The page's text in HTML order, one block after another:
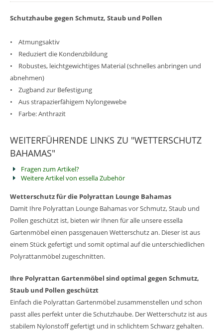
Schutzhaube gegen Schmutz, Staub und Pollen
• Atmungsaktiv
• Reduziert die Kondenzbildung
• Robustes, leichtgewichtiges Material (schnelles anbringen und
abnehmen)
• Zugband zur Befestigung
• Aus strapazierfähigem Nylongewebe
• Farbe: Anthrazit
WEITERFÜHRENDE LINKS ZU "WETTERSCHUTZ
BAHAMAS"
Fragen zum Artikel?
Weitere Artikel von essella Zubehör
Wetterschutz für die Polyrattan Lounge Bahamas
Damit Ihre Polyrattan Lounge Bahamas vor Schmutz, Staub und
Pollen geschützt ist, bieten wir Ihnen für alle unsere essella
Gartenmöbel einen passgenauen Wetterschutz an. Dieser ist aus
einem Stück gefertigt und somit optimal auf die unterschiedlichen
Polyrattanmöbel zugeschnitten.
Ihre Polyrattan Gartenmöbel sind optimal gegen Schmutz,
Staub und Pollen geschützt
Einfach die Polyrattan Gartenmöbel zusammenstellen und schon
passt alles perfekt unter die Schutzhaube. Der Wetterschutz ist aus
stabilem Nylonstoff gefertigt und in schlichtem Schwarz gehalten.